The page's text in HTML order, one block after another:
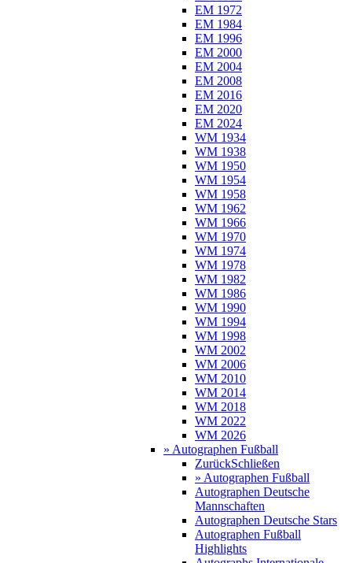
EM 1972
EM 1984
EM 1996
EM 2000
EM 2004
EM 2008
EM 2016
EM 2020
EM 2024
WM 1934
WM 1938
WM 1950
WM 1954
WM 1958
WM 1962
WM 1966
WM 1970
WM 1974
WM 1978
WM 1982
WM 1986
WM 1990
WM 1994
WM 1998
WM 2002
WM 2006
WM 2010
WM 2014
WM 2018
WM 2022
WM 2026
» Autographen Fußball
ZurückSchließen
» Autographen Fußball
Autographen Deutsche
Mannschaften
Autographen Deutsche Stars
Autographen Fußball
Highlights